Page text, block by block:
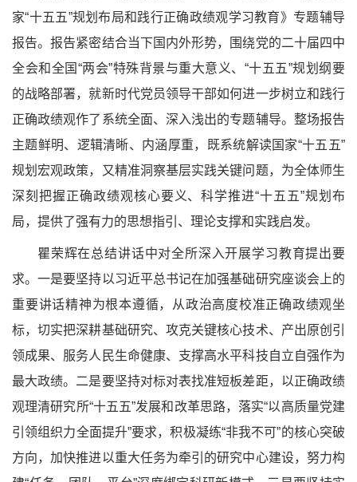
家“十五五”规划布局和践行正确政绩观学习教育》专题辅导
报告。报告紧密结合当下国内外形势，围绕党的二十届四中
全会和全国“两会”特殊背景与重大意义、“十五五”规划纲要
的战略部署，就新时代党员领导干部如何进一步树立和践行
正确政绩观作了系统全面、深入浅出的专题辅导。整场报告
主题鲜明、逻辑清晰、内涵厚重，既系统解读国家“十五五”
规划宏观政策，又精准洞察基层实践关键问题，为全体师生
深刻把握正确政绩观核心要义、科学推进“十五五”规划布
局，提供了强有力的思想指引、理论支撑和实践启发。
瞿荣辉在总结讲话中对全所深入开展学习教育提出要
求。一是要坚持以习近平总书记在加强基础研究座谈会上的
重要讲话精神为根本遵循，从政治高度校准正确政绩观坐
标，切实把深耕基础研究、攻克关键核心技术、产出原创引
领成果、服务人民生命健康、支撑高水平科技自立自强作为
最大政绩。二是要坚持对标对表找准短板差距，以正确政绩
观理清研究所“十五五”发展和改革思路，落实“以高质量党建
引领组织力全面提升”要求，积极凝练“非我不可”的核心突破
方向，加快推进以重大任务为牵引的研究中心建设，努力构